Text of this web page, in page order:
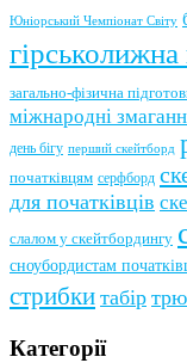
Юніорський Чемпіонат Світу
загально-фізична
міжнародні
день бігу перший скейтборд
початківцям серфборд
для початківців
слалом у скейтбордингу
сноубордистам
стрибки табір
Категорії